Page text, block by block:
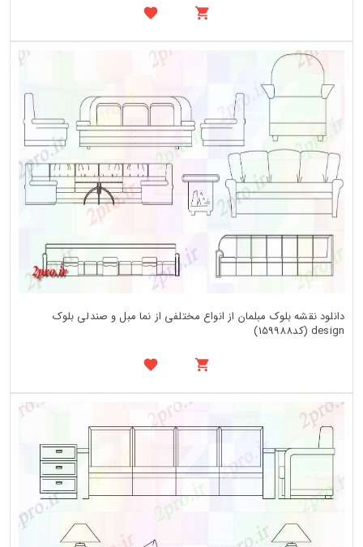
دانلود نقشه بلوک مبلمان از انواع مختلفی از نما مبل و صندلی بلوک
design (کد159988)